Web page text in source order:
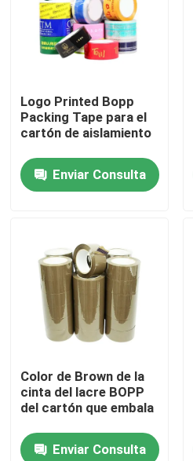
Productos
Vídeos
Viaje de la fábrica
Control de calidad
Éntrenos en contacto con
Logo Printed Bopp
Packing Tape para el
cartón de aislamiento
Enviar Consulta
Color de Brown de la
cinta del lacre BOPP
del cartón que embala
Enviar Consulta